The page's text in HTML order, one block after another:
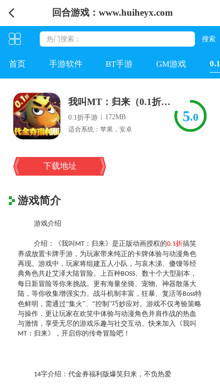
回合游戏：www.huiheyx.com
首页 手游软件 BT手游 GM游戏
我叫MT：归来（0.1折代金券福利版）
0.1折手游 | 172MB
适合系统：苹果，安卓
5.0
下载地址
游戏简介
游戏介绍
介绍： 《我叫 MT ：归来》是正版动画授权的0.1折搞笑
养成放置卡牌手游，为玩家带来纯正的卡牌体验与动漫角色
再现。游戏中，玩家将组建五人小队，与哀木涕、傻馒等经
典角色共赴艾泽大陆冒险。上百种BOSS、数十个大型副本，
每日新冒险等你来挑战。更有海量坐骑、宠物、神器散落大
陆，等你收集增强实力。战斗机制丰富，狂暴、复活等Boss特
色鲜明，需通过“集火”、“控制”巧妙应对。游戏不仅考验策略
与操作，更让玩家在欢笑中体验与动漫角色并肩作战的热血
与激情，享受无尽的游戏乐趣与社交互动。快来加入《我叫
MT：归来》，开启你的传奇冒险吧！
14字介绍：代金券福利版爆笑归来，不负热爱